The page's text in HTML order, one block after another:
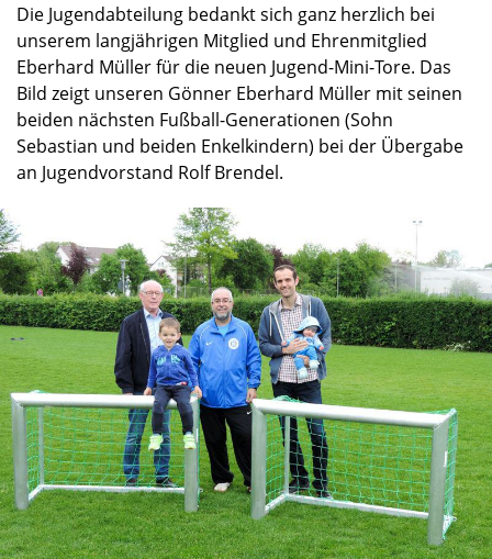
Die Jugendabteilung bedankt sich ganz herzlich bei
unserem langjährigen Mitglied und Ehrenmitglied
Eberhard Müller für die neuen Jugend-Mini-Tore. Das
Bild zeigt unseren Gönner Eberhard Müller mit seinen
beiden nächsten Fußball-Generationen (Sohn
Sebastian und beiden Enkelkindern) bei der Übergabe
an Jugendvorstand Rolf Brendel.